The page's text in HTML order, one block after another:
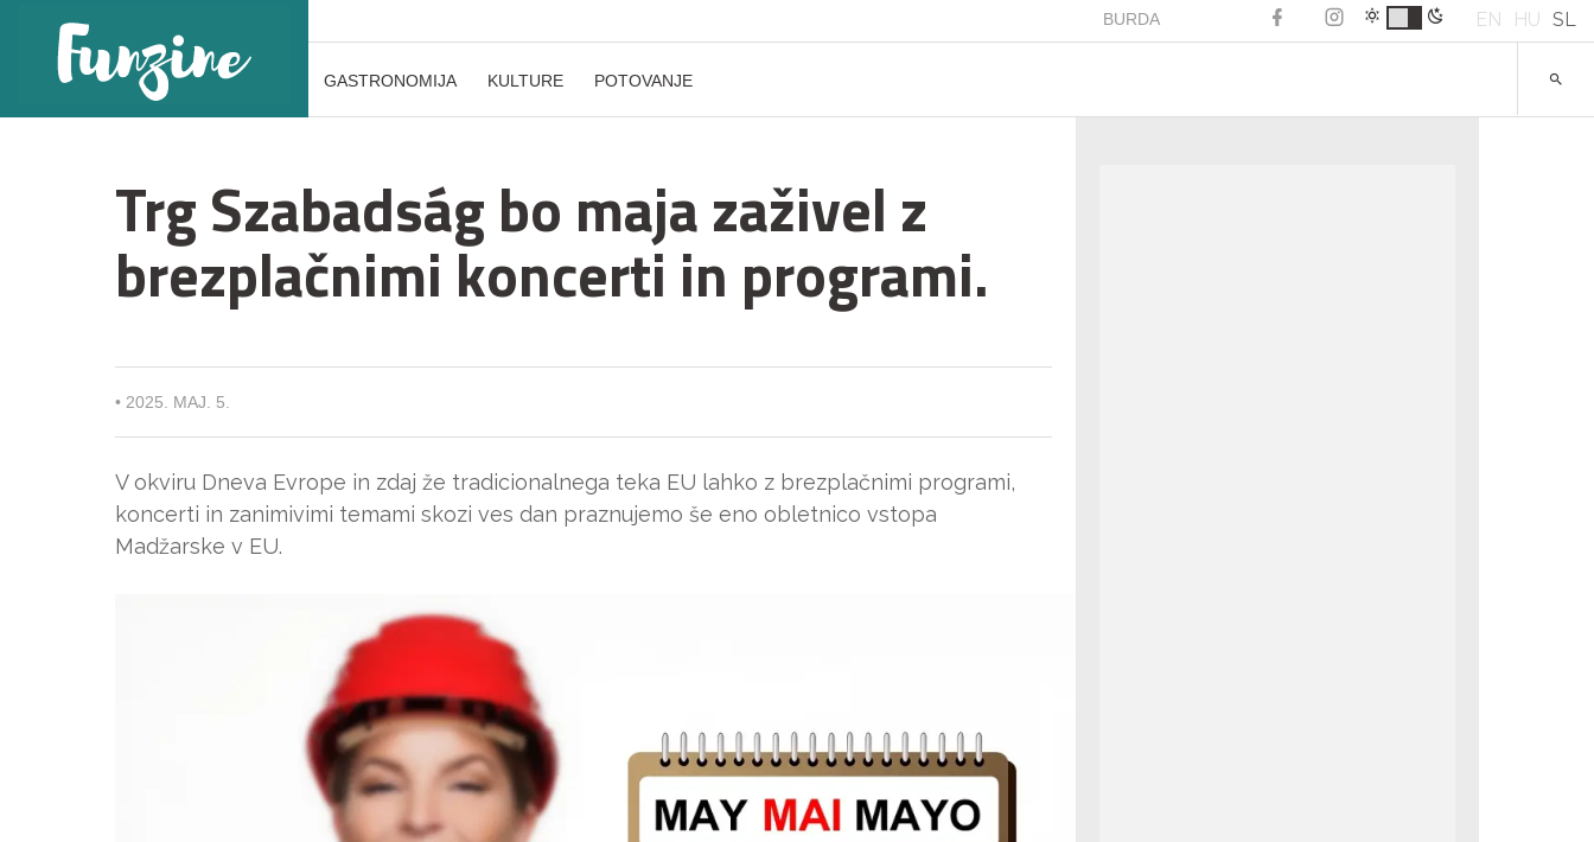
BURDA EN HU SL
GASTRONOMIJA KULTURE POTOVANJE
Trg Szabadság bo maja zaživel z
brezplačnimi koncerti in programi.
• 2025. MAJ. 5.
V okviru Dneva Evrope in zdaj že tradicionalnega teka EU lahko z brezplačnimi programi,
koncerti in zanimivimi temami skozi ves dan praznujemo še eno obletnico vstopa
Madžarske v EU.